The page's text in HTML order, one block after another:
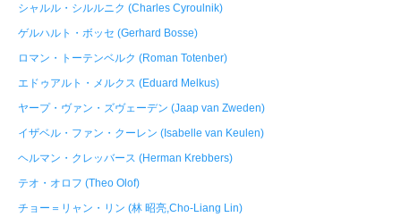
シャルル・シルルニク (Charles Cyroulnik)
ゲルハルト・ボッセ (Gerhard Bosse)
ロマン・トーテンベルク (Roman Totenber)
エドゥアルト・メルクス (Eduard Melkus)
ヤープ・ヴァン・ズヴェーデン (Jaap van Zweden)
イザベル・ファン・クーレン (Isabelle van Keulen)
ヘルマン・クレッバース (Herman Krebbers)
テオ・オロフ (Theo Olof)
チョー＝リャン・リン (林 昭亮,Cho-Liang Lin)